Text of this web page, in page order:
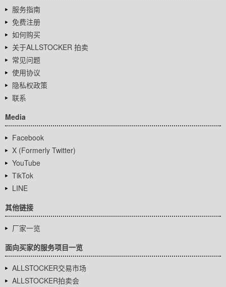
服务指南
免费注册
如何购买
关于ALLSTOCKER 拍卖
常见问题
使用协议
隐私权政策
联系
Media
Facebook
X (Formerly Twitter)
YouTube
TikTok
LINE
其他链接
厂家一览
面向买家的服务项目一览
ALLSTOCKER交易市场
ALLSTOCKER拍卖会